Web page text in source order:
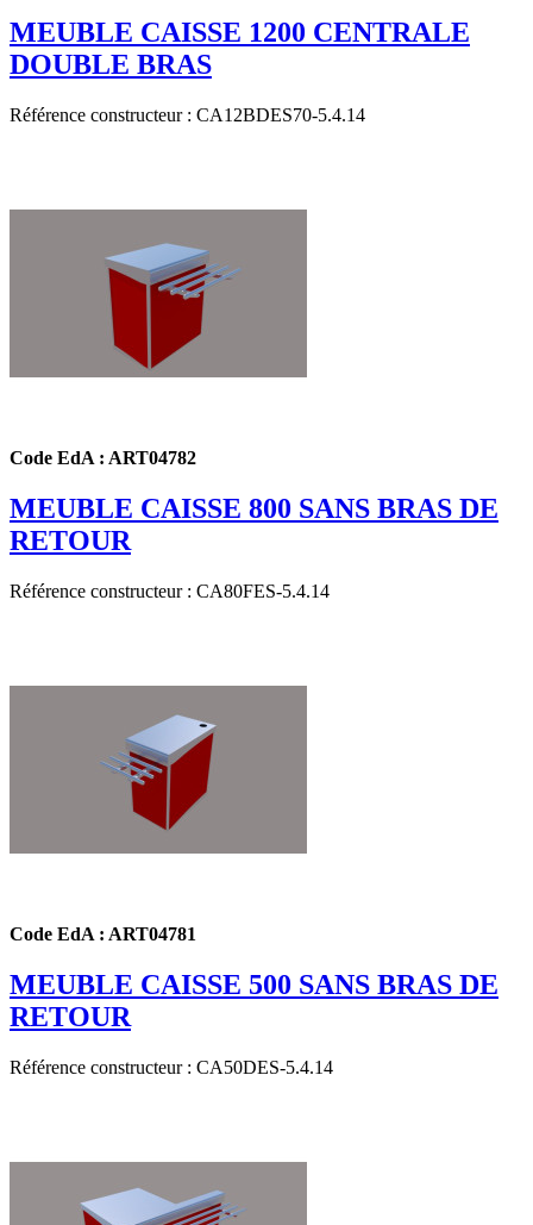
MEUBLE CAISSE 1200 CENTRALE
DOUBLE BRAS
Référence constructeur : CA12BDES70-5.4.14
Code EdA : ART04782
MEUBLE CAISSE 800 SANS BRAS DE
RETOUR
Référence constructeur : CA80FES-5.4.14
Code EdA : ART04781
MEUBLE CAISSE 500 SANS BRAS DE
RETOUR
Référence constructeur : CA50DES-5.4.14